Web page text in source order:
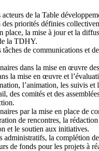
de la Table
priorités définies
place, la mise à jour et la
la TDHY.
de communications et
dans la mise en œuvre
la mise en œuvre et
l’animation, les suivis et
des comités et des
par la mise en place de
de rencontres, la
et le soutien aux initiatives.
la complétion
de fonds pour les projets à